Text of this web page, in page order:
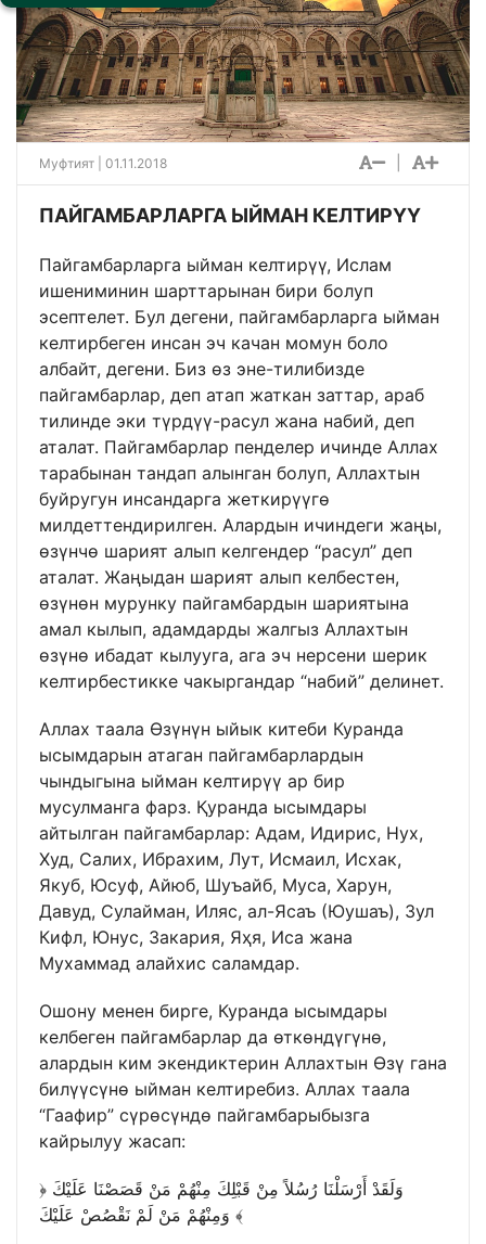
Муфтият | 01.11.2018
ПАЙГАМБАРЛАРГА ЫЙМАН КЕЛТИРҮҮ
Пайгамбарларга ыйман келтирүү, Ислам
ишениминин шарттарынан бири болуп
эсептелет. Бул дегени, пайгамбарларга ыйман
келтирбеген инсан эч качан момун боло
албайт, дегени. Биз өз эне-тилибизде
пайгамбарлар, деп атап жаткан заттар, араб
тилинде эки түрдүү-расул жана набий, деп
аталат. Пайгамбарлар пенделер ичинде Аллах
тарабынан тандап алынган болуп, Аллахтын
буйругун инсандарга жеткирүүгө
милдеттендирилген. Алардын ичиндеги жаңы,
өзүнчө шарият алып келгендер “расул” деп
аталат. Жаңыдан шарият алып келбестен,
өзүнөн мурунку пайгамбардын шариятына
амал кылып, адамдарды жалгыз Аллахтын
өзүнө ибадат кылууга, ага эч нерсени шерик
келтирбестикке чакыргандар “набий” делинет.
Аллах таала Өзүнүн ыйык китеби Куранда
ысымдарын атаган пайгамбарлардын
чындыгына ыйман келтирүү ар бир
мусулманга фарз. Қуранда ысымдары
айтылган пайгамбарлар: Адам, Идирис, Нух,
Худ, Салих, Ибрахим, Лут, Исмаил, Исхак,
Якуб, Юсуф, Айюб, Шуъайб, Муса, Харун,
Давуд, Сулайман, Иляс, ал-Ясаъ (Юушаъ), Зул
Кифл, Юнус, Закария, Яҳя, Иса жана
Мухаммад алайхис саламдар.
Ошону менен бирге, Куранда ысымдары
келбеген пайгамбарлар да өткөндүгүнө,
алардын ким экендиктерин Аллахтын Өзү гана
билүүсүнө ыйман келтиребиз. Аллах таала
“Гаафир” сүрөсүндө пайгамбарыбызга
кайрылуу жасап:
﴿ وَلَقَدْ أَرْسَلْنَا رُسُلاً مِنْ قَبْلِكَ مِنْهُمْ مَنْ قَصَصْنَا عَلَيْكَ
وَمِنْهُمْ مَنْ لَمْ نَقْصُصْ عَلَيْكَ ﴾